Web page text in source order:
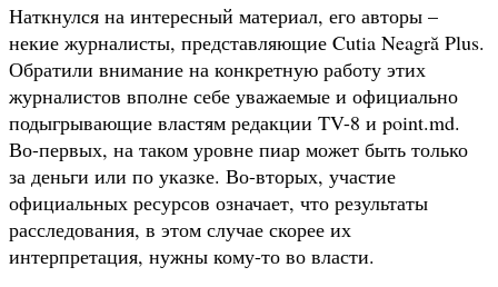
Наткнулся на интересный материал, его авторы –
некие журналисты, представляющие Cutia Neagră Plus.
Обратили внимание на конкретную работу этих
журналистов вполне себе уважаемые и официально
подыгрывающие властям редакции TV-8 и point.md.
Во-первых, на таком уровне пиар может быть только
за деньги или по указке. Во-вторых, участие
официальных ресурсов означает, что результаты
расследования, в этом случае скорее их
интерпретация, нужны кому-то во власти.